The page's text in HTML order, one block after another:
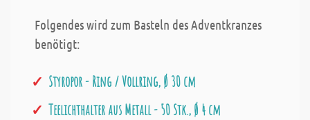
Folgendes wird zum Basteln des Adventkranzes
benötigt:
Styropor - Ring / Vollring, Ø 30 cm
Teelichthalter aus Metall - 50 Stk., Ø 4 cm